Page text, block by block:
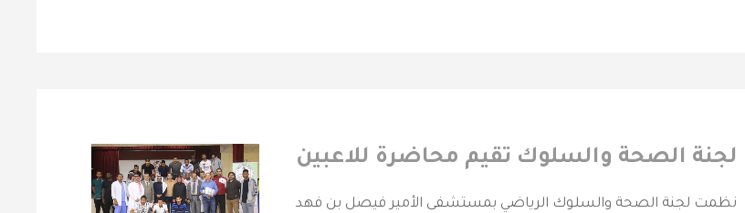
لجنة الصحة والسلوك تقيم محاضرة للاعبين
نظمت لجنة الصحة والسلوك الرياضي بمستشفى الأمير فيصل بن فهد